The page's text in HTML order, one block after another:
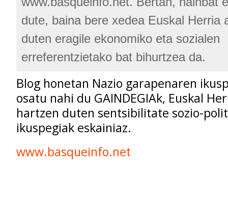
dute, baina bere xedea Euskal Herria
duten eragile ekonomiko eta sozialen
erreferentzietako bat bihurtzea da.
Blog honetan Nazio garapenaren
osatu nahi du GAINDEGIAk, Euskal
hartzen duten sentsibilitate sozio-
ikuspegiak eskainiaz.
www.basqueinfo.net